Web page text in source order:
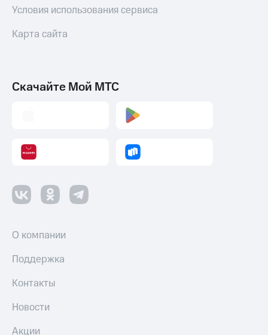
Условия использования сервиса
Карта сайта
Скачайте Мой МТС
О компании
Поддержка
Контакты
Новости
Акции